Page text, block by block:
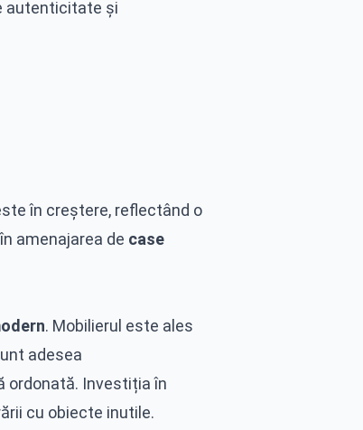
autenticitate și
în creștere, reflectând o
amenajarea de case
. Mobilierul este ales
adesea
ordonată. Investiția în
cu obiecte inutile.